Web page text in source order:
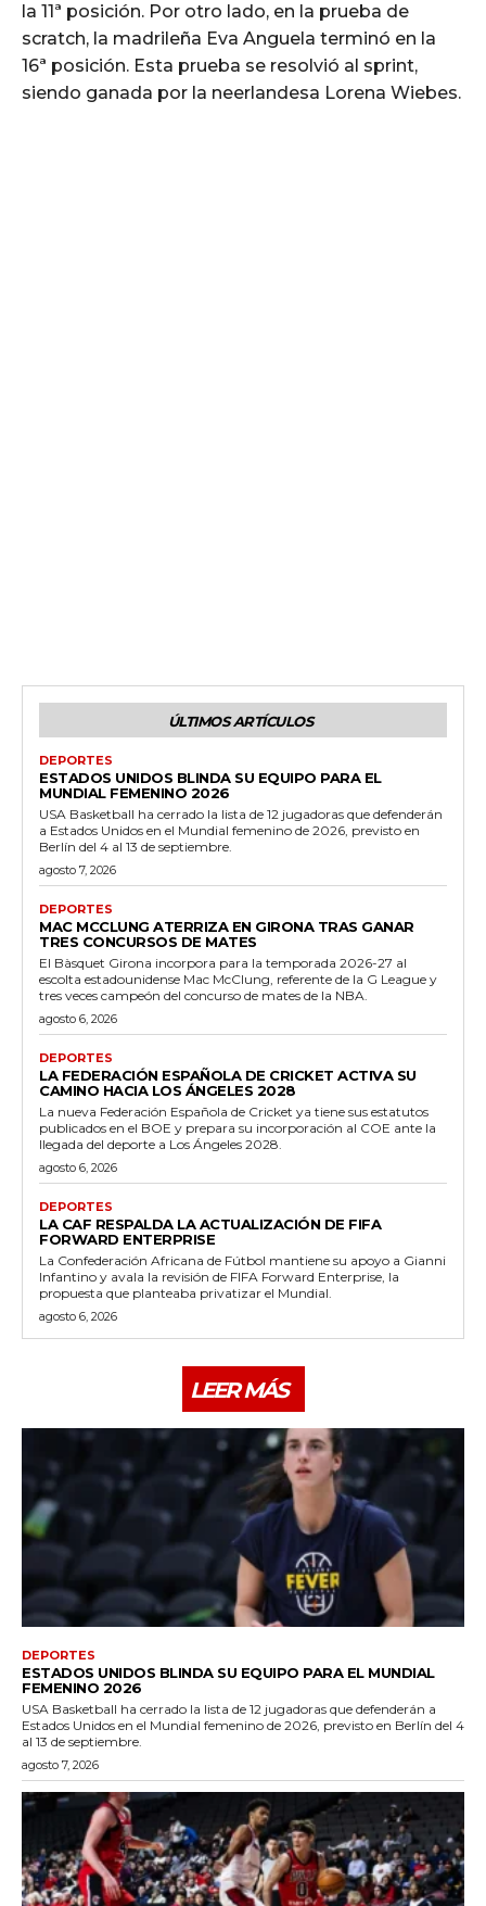
la 11ª posición. Por otro lado, en la prueba de
scratch, la madrileña Eva Anguela terminó en la
16ª posición. Esta prueba se resolvió al sprint,
siendo ganada por la neerlandesa Lorena Wiebes.
ÚLTIMOS ARTÍCULOS
DEPORTES
ESTADOS UNIDOS BLINDA SU EQUIPO PARA EL
MUNDIAL FEMENINO 2026
USA Basketball ha cerrado la lista de 12 jugadoras que defenderán
a Estados Unidos en el Mundial femenino de 2026, previsto en
Berlín del 4 al 13 de septiembre.
agosto 7, 2026
DEPORTES
MAC MCCLUNG ATERRIZA EN GIRONA TRAS GANAR
TRES CONCURSOS DE MATES
El Bàsquet Girona incorpora para la temporada 2026-27 al
escolta estadounidense Mac McClung, referente de la G League y
tres veces campeón del concurso de mates de la NBA.
agosto 6, 2026
DEPORTES
LA FEDERACIÓN ESPAÑOLA DE CRICKET ACTIVA SU
CAMINO HACIA LOS ÁNGELES 2028
La nueva Federación Española de Cricket ya tiene sus estatutos
publicados en el BOE y prepara su incorporación al COE ante la
llegada del deporte a Los Ángeles 2028.
agosto 6, 2026
DEPORTES
LA CAF RESPALDA LA ACTUALIZACIÓN DE FIFA
FORWARD ENTERPRISE
La Confederación Africana de Fútbol mantiene su apoyo a Gianni
Infantino y avala la revisión de FIFA Forward Enterprise, la
propuesta que planteaba privatizar el Mundial.
agosto 6, 2026
LEER MÁS
DEPORTES
ESTADOS UNIDOS BLINDA SU EQUIPO PARA EL MUNDIAL
FEMENINO 2026
USA Basketball ha cerrado la lista de 12 jugadoras que defenderán a
Estados Unidos en el Mundial femenino de 2026, previsto en Berlín del 4
al 13 de septiembre.
agosto 7, 2026